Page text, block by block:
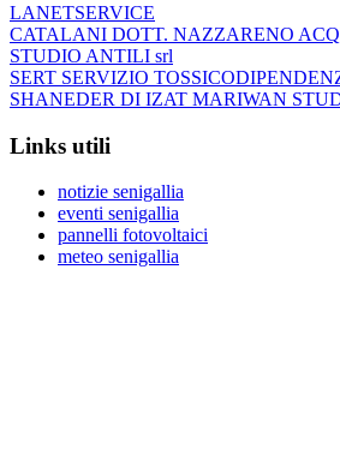
LANETSERVICE
CATALANI DOTT. NAZZARENO
STUDIO ANTILI srl
SERT SERVIZIO
SHANEDER DI IZAT MARIWAN
Links utili
notizie senigallia
eventi senigallia
pannelli fotovoltaici
meteo senigallia